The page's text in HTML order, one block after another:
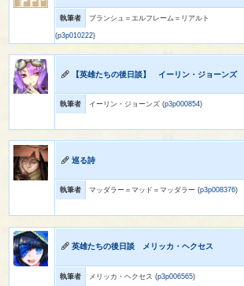
執筆者 ブランシュ＝エルフレーム＝リアルト
(p3p010222)
【英雄たちの後日談】 イーリン・ジョーンズ
執筆者 イーリン・ジョーンズ (p3p000854)
巡る詩
執筆者 マッダラー＝マッド＝マッダラー (p3p008376)
英雄たちの後日談 メリッカ・ヘクセス
執筆者 メリッカ・ヘクセス (p3p006565)